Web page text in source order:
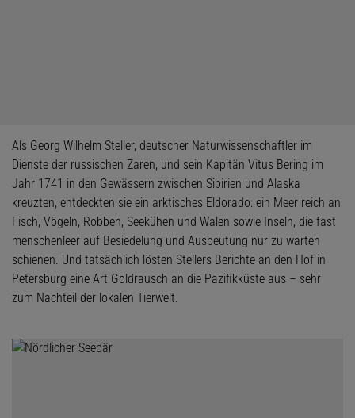
Als Georg Wilhelm Steller, deutscher Naturwissenschaftler im
Dienste der russischen Zaren, und sein Kapitän Vitus Bering im
Jahr 1741 in den Gewässern zwischen Sibirien und Alaska
kreuzten, entdeckten sie ein arktisches Eldorado: ein Meer reich an
Fisch, Vögeln, Robben, Seekühen und Walen sowie Inseln, die fast
menschenleer auf Besiedelung und Ausbeutung nur zu warten
schienen. Und tatsächlich lösten Stellers Berichte an den Hof in
Petersburg eine Art Goldrausch an die Pazifikküste aus – sehr
zum Nachteil der lokalen Tierwelt.